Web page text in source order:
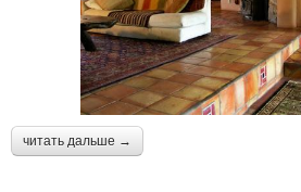
читать дальше →